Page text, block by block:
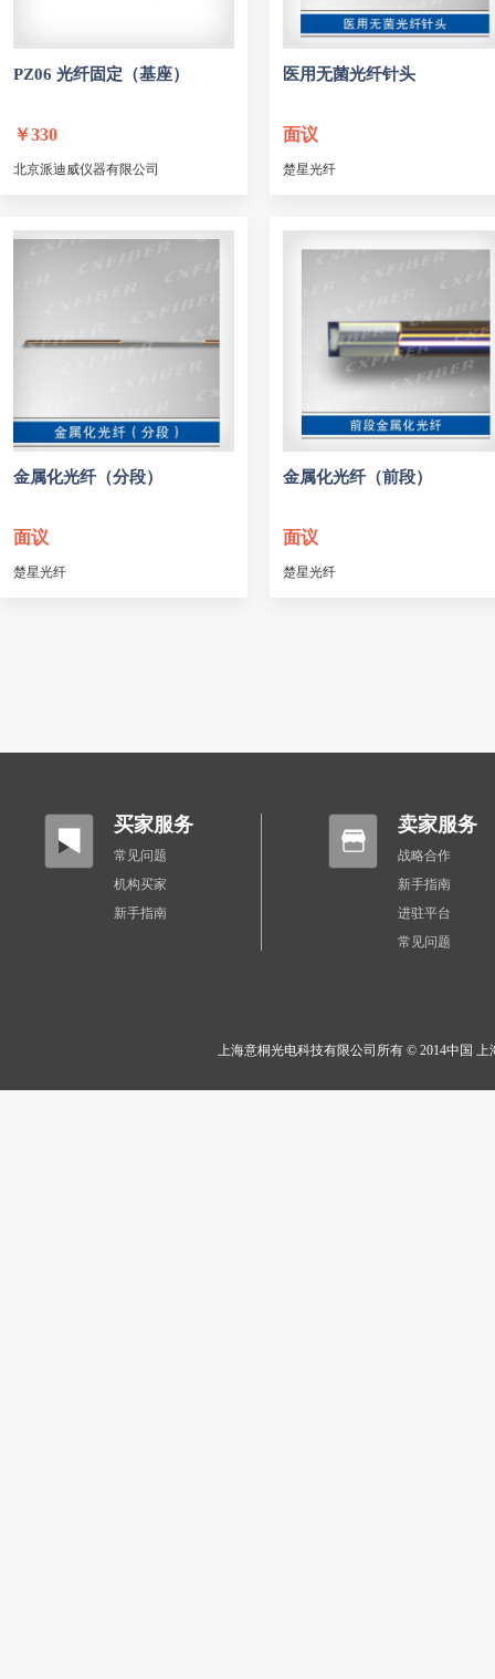
PZ06 光纤固定（基座）
￥330
北京派迪威仪器有限公司
医用无菌光纤针头
面议
楚星光纤
金属化光纤（分段）
面议
楚星光纤
金属化光纤（前段）
面议
楚星光纤
买家服务
常见问题
机构买家
新手指南
卖家服务
战略合作
新手指南
进驻平台
常见问题
上海意桐光电科技有限公司所有 © 2014中国